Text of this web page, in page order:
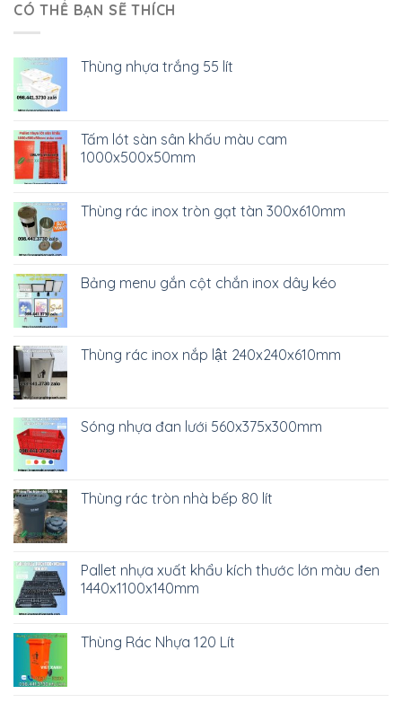
CÓ THỂ BẠN SẼ THÍCH
Thùng nhựa trắng 55 lít
Tấm lót sàn sân khấu màu cam
1000x500x50mm
Thùng rác inox tròn gạt tàn 300x610mm
Bảng menu gắn cột chắn inox dây kéo
Thùng rác inox nắp lật 240x240x610mm
Sóng nhựa đan lưới 560x375x300mm
Thùng rác tròn nhà bếp 80 lít
Pallet nhựa xuất khẩu kích thước lớn màu đen
1440x1100x140mm
Thùng Rác Nhựa 120 Lít